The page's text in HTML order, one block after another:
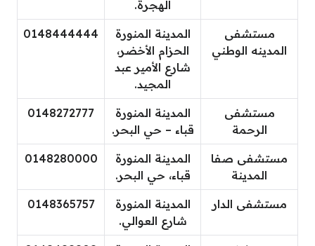
الهجرة.
مستشفى
المدينه الوطني
المدينة المنورة
الحزام الأخضر،
شارع الأمير عبد
المجيد.
0148444444
مستشفى
الرحمة
المدينة المنورة
قباء – حي البحر.
0148272777
مستشفى صفا
المدينة
المدينة المنورة
قباء، حي البحر.
0148280000
مستشفى الدار
المدينة المنورة
شارع العوالي.
0148365757